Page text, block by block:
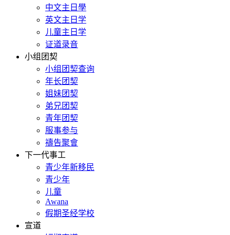
中文主日學
英文主日学
儿童主日学
证道录音
小组团契
小组团契查询
年长团契
姐妹团契
弟兄团契
青年团契
服事参与
禱告聚會
下一代事工
青少年新移民
青少年
儿童
Awana
假期圣经学校
宣道